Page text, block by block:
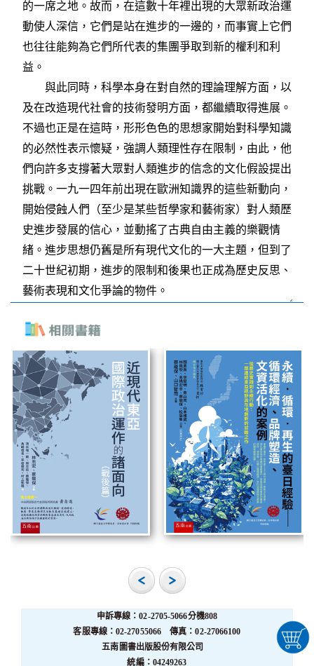
申訴專線：02-2705-5066分機808
客服專線：02-27055066 傳真：02-27066100
五南圖書出版股份有限公司
統編：04249263